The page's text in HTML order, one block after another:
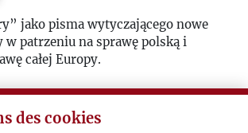
1988
1990
jako pisma wytyczającego nowe
w patrzeniu na sprawę polską i
całej Europy.
1951_010
des cookies